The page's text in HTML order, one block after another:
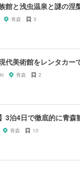
館と浅虫温泉と謎の涅
青森 3
代美術館をレンタカー
青森 2
3泊4日で徹底的に青森
青森 10